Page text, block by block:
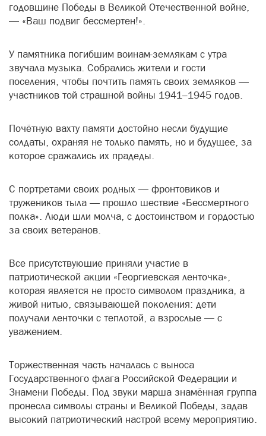
годовщине Победы в Великой Отечественной войне,
— «Ваш подвиг бессмертен!».
У памятника погибшим воинам-землякам с утра
звучала музыка. Собрались жители и гости
поселения, чтобы почтить память своих земляков —
участников той страшной войны 1941–1945 годов.
Почётную вахту памяти достойно несли будущие
солдаты, охраняя не только память, но и будущее, за
которое сражались их прадеды.
С портретами своих родных — фронтовиков и
тружеников тыла — прошло шествие «Бессмертного
полка». Люди шли молча, с достоинством и гордостью
за своих ветеранов.
Все присутствующие приняли участие в
патриотической акции «Георгиевская ленточка»,
которая является не просто символом праздника, а
живой нитью, связывающей поколения: дети
получали ленточки с теплотой, а взрослые — с
уважением.
Торжественная часть началась с выноса
Государственного флага Российской Федерации и
Знамени Победы. Под звуки марша знамённая группа
пронесла символы страны и Великой Победы, задав
высокий патриотический настрой всему мероприятию.